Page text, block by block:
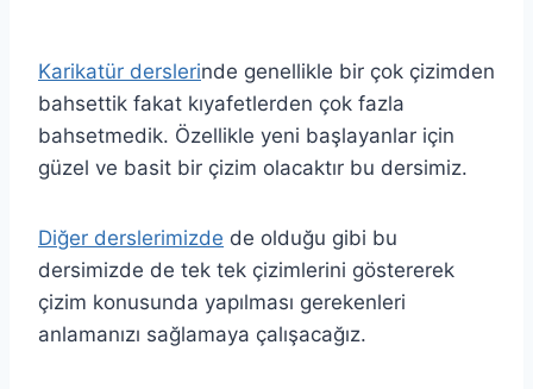
Karikatür derslerinde genellikle bir çok çizimden
bahsettik fakat kıyafetlerden çok fazla
bahsetmedik. Özellikle yeni başlayanlar için
güzel ve basit bir çizim olacaktır bu dersimiz.
Diğer derslerimizde de olduğu gibi bu
dersimizde de tek tek çizimlerini göstererek
çizim konusunda yapılması gerekenleri
anlamanızı sağlamaya çalışacağız.